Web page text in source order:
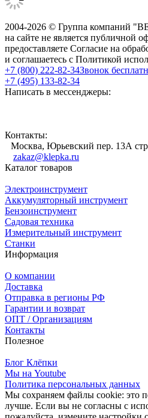
2004-2026 © Группа компаний
на сайте не является публичной
предоставляете Согласие на
и соглашаетесь с Политикой
+7 (800) 222-82-34Звонок
+7 (495) 133-82-34
Написать в мессенджеры:
Контакты:
Москва, Юрьевский пер. 13А
zakaz@klepka.ru
Каталог товаров
Электроинструмент
Аккумуляторный инструмент
Бензоинструмент
Садовая техника
Измерительный инструмент
Станки
Информация
О компании
Доставка
Отправка в регионы РФ
Гарантии и возврат
ОПТ / Организациям
Контакты
Полезное
Блог Клёпки
Мы на Youtube
Политика персональных данных
Мы сохраняем файлы cookie: это
лучше. Если вы не согласны с